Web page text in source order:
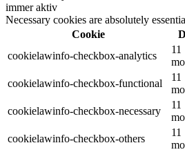
immer aktiv
Necessary cookies are absolutely
Cookie
cookielawinfo-checkbox-analytics
11
cookielawinfo-checkbox-functional
11
cookielawinfo-checkbox-necessary
11
cookielawinfo-checkbox-others
11